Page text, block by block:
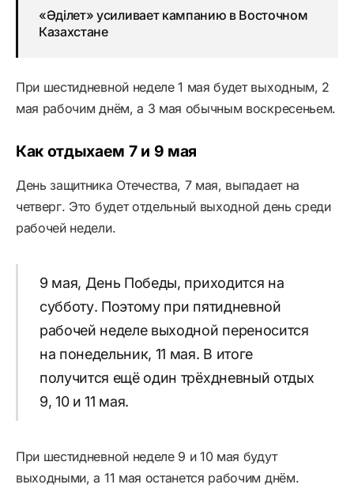
«Әділет» усиливает кампанию в Восточном
Казахстане
При шестидневной неделе 1 мая будет выходным, 2
мая рабочим днём, а 3 мая обычным воскресеньем.
Как отдыхаем 7 и 9 мая
День защитника Отечества, 7 мая, выпадает на
четверг. Это будет отдельный выходной день среди
рабочей недели.
9 мая, День Победы, приходится на
субботу. Поэтому при пятидневной
рабочей неделе выходной переносится
на понедельник, 11 мая. В итоге
получится ещё один трёхдневный отдых
9, 10 и 11 мая.
При шестидневной неделе 9 и 10 мая будут
выходными, а 11 мая останется рабочим днём.